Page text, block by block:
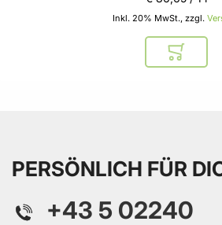
Inkl. 20% MwSt., zzgl.
In den
PERSÖNLICH FÜR
+43 5 02240